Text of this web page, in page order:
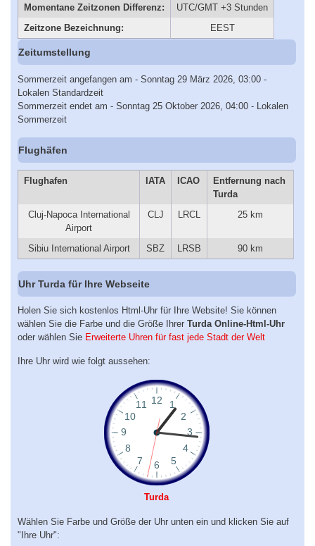
Momentane Zeitzonen Differenz:
UTC/GMT +3 Stunden
Zeitzone Bezeichnung:
EEST
Zeitumstellung
Sommerzeit angefangen am - Sonntag 29 März 2026, 03:00 -
Lokalen Standardzeit
Sommerzeit endet am - Sonntag 25 Oktober 2026, 04:00 - Lokalen
Sommerzeit
Flughäfen
Flughafen IATA ICAO
Entfernung nach
Turda
Cluj-Napoca International
Airport
CLJ LRCL 25 km
Sibiu International Airport SBZ LRSB 90 km
Uhr Turda für Ihre Webseite
Holen Sie sich kostenlos Html-Uhr für Ihre Website! Sie können
wählen Sie die Farbe und die Größe Ihrer Turda Online-Html-Uhr
oder wählen Sie Erweiterte Uhren für fast jede Stadt der Welt
Ihre Uhr wird wie folgt aussehen:
Turda
Wählen Sie Farbe und Größe der Uhr unten ein und klicken Sie auf
"Ihre Uhr":